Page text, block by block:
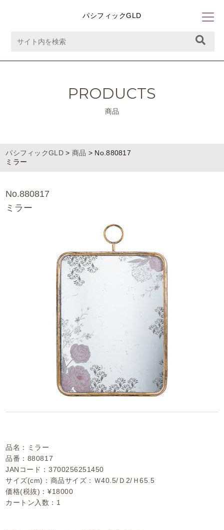
パシフィックGLD
PRODUCTS
商品
パシフィックGLD> 商品 > No.880817
ミラー
No.880817
ミラー
品名：ミラー
品番：880817
JANコード：3700256251450
サイズ(cm)：商品サイズ：Ｗ40.5/Ｄ2/Ｈ65.5
価格(税抜)：¥18000
カートン入数：1